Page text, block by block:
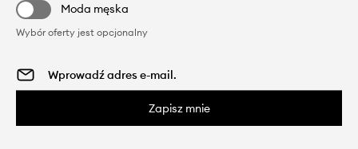
Moda męska
Wybór oferty jest opcjonalny
Zapisz mnie